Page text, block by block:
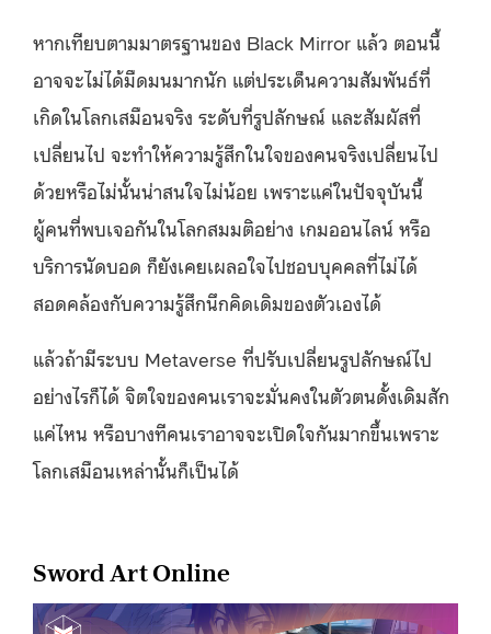
หากเทียบตามมาตรฐานของ Black Mirror แล้ว ตอนนี้
อาจจะไม่ได้มืดมนมากนัก แต่ประเด็นความสัมพันธ์ที่
เกิดในโลกเสมือนจริง ระดับที่รูปลักษณ์ และสัมผัสที่
เปลี่ยนไป จะทำให้ความรู้สึกในใจของคนจริงเปลี่ยนไป
ด้วยหรือไม่นั้นน่าสนใจไม่น้อย เพราะแค่ในปัจจุบันนี้
ผู้คนที่พบเจอกันในโลกสมมติอย่าง เกมออนไลน์ หรือ
บริการนัดบอด ก็ยังเคยเผลอใจไปชอบบุคคลที่ไม่ได้
สอดคล้องกับความรู้สึกนึกคิดเดิมของตัวเองได้
แล้วถ้ามีระบบ Metaverse ที่ปรับเปลี่ยนรูปลักษณ์ไป
อย่างไรก็ได้ จิตใจของคนเราจะมั่นคงในตัวตนดั้งเดิมสัก
แค่ไหน หรือบางทีคนเราอาจจะเปิดใจกันมากขึ้นเพราะ
โลกเสมือนเหล่านั้นก็เป็นได้
Sword Art Online